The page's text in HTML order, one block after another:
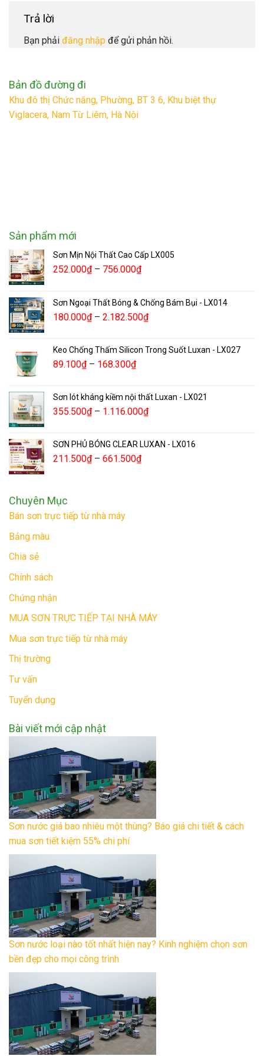
Trả lời
Bạn phải đăng nhập để gửi phản hồi.
Bản đồ đường đi
Khu đô thị Chức năng, Phường, BT 3 6, Khu biệt thự
Viglacera, Nam Từ Liêm, Hà Nội
Sản phẩm mới
Sơn Mịn Nội Thất Cao Cấp LX005
252.000₫– 756.000₫
Sơn Ngoại Thất Bóng & Chống Bám Bụi - LX014
180.000₫– 2.182.500₫
Keo Chống Thấm Silicon Trong Suốt Luxan - LX027
89.100₫– 168.300₫
Sơn lót kháng kiềm nội thất Luxan - LX021
355.500₫– 1.116.000₫
SƠN PHỦ BÓNG CLEAR LUXAN - LX016
211.500₫– 661.500₫
Chuyên Mục
Bán sơn trực tiếp từ nhà máy
Bảng màu
Chia sẻ
Chính sách
Chứng nhận
MUA SƠN TRỰC TIẾP TẠI NHÀ MÁY
Mua sơn trực tiếp từ nhà máy
Thị trường
Tư vấn
Tuyển dụng
Bài viết mới cập nhật
Sơn nước giá bao nhiêu một thùng? Báo giá chi tiết & cách
mua sơn tiết kiệm 55% chi phí
Sơn nước loại nào tốt nhất hiện nay? Kinh nghiệm chọn sơn
bền đẹp cho mọi công trình